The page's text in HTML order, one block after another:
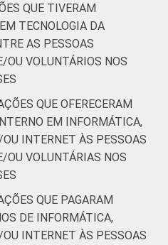
QUE TIVERAM
TECNOLOGIA DA
AS PESSOAS
OU VOLUNTÁRIOS NOS
QUE OFERECERAM
EM INFORMÁTICA,
INTERNET ÀS PESSOAS
OU VOLUNTÁRIAS NOS
QUE PAGARAM
DE INFORMÁTICA,
INTERNET ÀS PESSOAS